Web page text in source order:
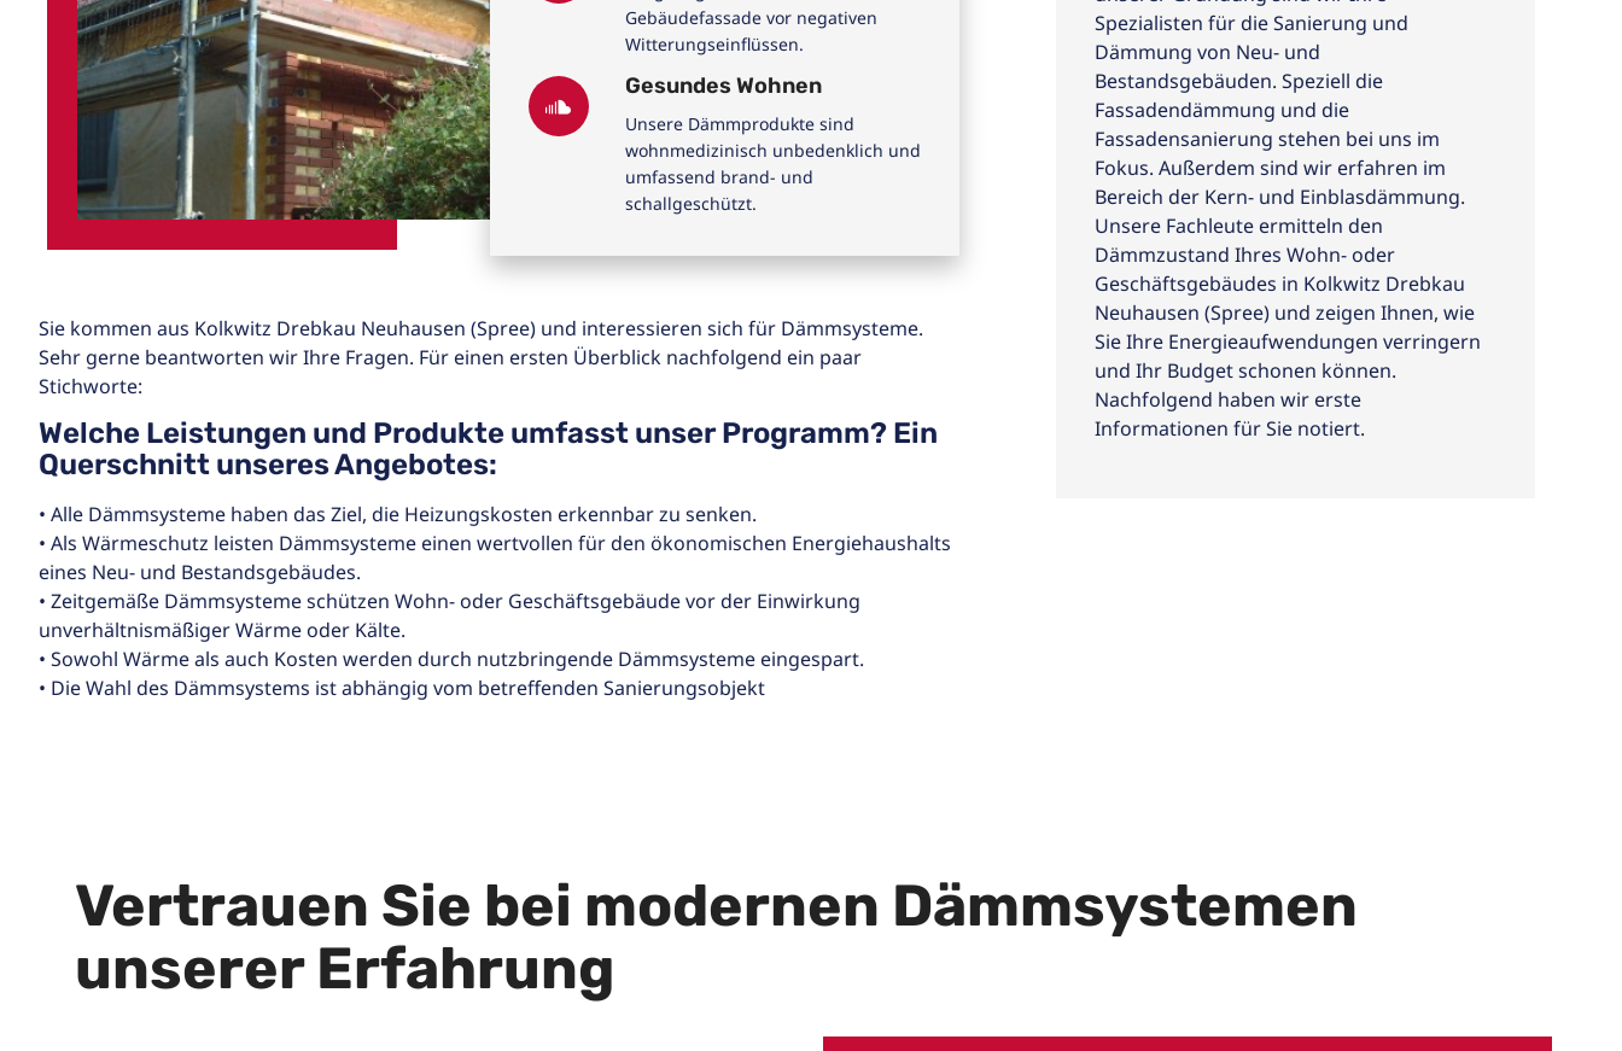
Gebäudefassade vor negativen
Witterungseinflüssen.
Gesundes Wohnen
Unsere Dämmprodukte sind
wohnmedizinisch unbedenklich und
umfassend brand- und
schallgeschützt.
Sie kommen aus Kolkwitz Drebkau Neuhausen (Spree) und interessieren sich für Dämmsysteme.
Sehr gerne beantworten wir Ihre Fragen. Für einen ersten Überblick nachfolgend ein paar
Stichworte:
Welche Leistungen und Produkte umfasst unser Programm? Ein
Querschnitt unseres Angebotes:
• Alle Dämmsysteme haben das Ziel, die Heizungskosten erkennbar zu senken.
• Als Wärmeschutz leisten Dämmsysteme einen wertvollen für den ökonomischen Energiehaushalts
eines Neu- und Bestandsgebäudes.
• Zeitgemäße Dämmsysteme schützen Wohn- oder Geschäftsgebäude vor der Einwirkung
unverhältnismäßiger Wärme oder Kälte.
• Sowohl Wärme als auch Kosten werden durch nutzbringende Dämmsysteme eingespart.
• Die Wahl des Dämmsystems ist abhängig vom betreffenden Sanierungsobjekt
Spezialisten für die Sanierung und
Dämmung von Neu- und
Bestandsgebäuden. Speziell die
Fassadendämmung und die
Fassadensanierung stehen bei uns im
Fokus. Außerdem sind wir erfahren im
Bereich der Kern- und Einblasdämmung.
Unsere Fachleute ermitteln den
Dämmzustand Ihres Wohn- oder
Geschäftsgebäudes in Kolkwitz Drebkau
Neuhausen (Spree) und zeigen Ihnen, wie
Sie Ihre Energieaufwendungen verringern
und Ihr Budget schonen können.
Nachfolgend haben wir erste
Informationen für Sie notiert.
Vertrauen Sie bei modernen Dämmsystemen
unserer Erfahrung